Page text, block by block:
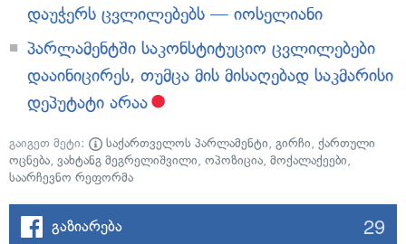
დაუჭერს ცვლილებებს — იოსელიანი
პარლამენტში საკონსტიტუციო ცვლილებები
დააინიცირეს, თუმცა მის მისაღებად საკმარისი
დეპუტატი არაა
გაიგეთ მეტი: საქართველოს პარლამენტი, გირჩი, ქართული
ოცნება, ვახტანგ მეგრელიშვილი, ოპოზიცია, მოქალაქეები,
საარჩევნო რეფორმა
გაზიარება 29